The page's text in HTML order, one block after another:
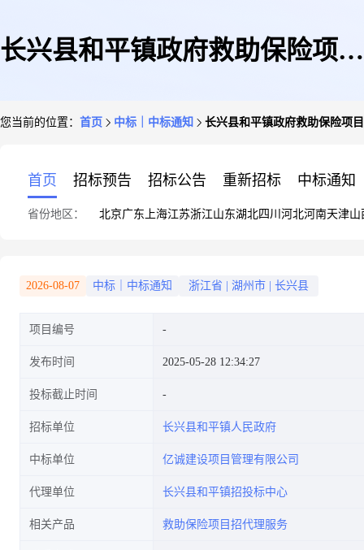
长兴县和平镇政府救助保险项目
您当前的位置： 首页 中标｜中标通知 长兴县和平镇政府救助保险项
首页 招标预告 招标公告 重新招标 中标通知
省份地区： 北京广东 上海江苏浙江山东湖北四川 河北河南天津山
2026-08-07 中标｜中标通知 浙江省 湖州市 长兴县
项目编号
发布时间 2025-05-28 12:34:27
投标截止时间
招标单位 长兴县和平镇人民政府
中标单位 亿诚建设项目管理有限公司
代理单位 长兴县和平镇招投标中心
相关产品 救助保险项目招代理服务